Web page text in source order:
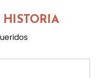
HISTORIA